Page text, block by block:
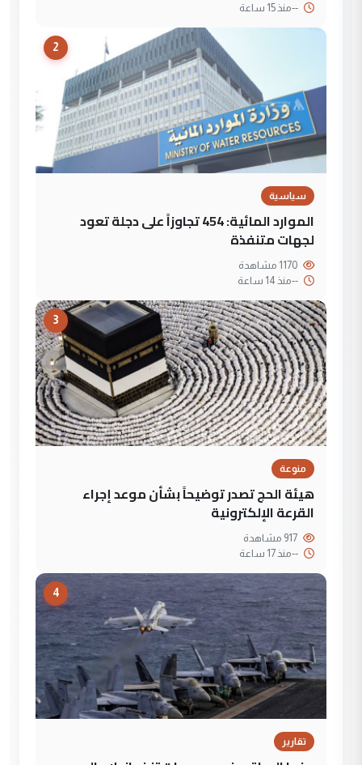
--منذ 15 ساعة
2
سياسية
الموارد المائية: 454 تجاوزاً على دجلة تعود
لجهات متنفذة
--منذ 14 ساعة
3
منوعة
هيئة الحج تصدر توضيحاً بشأن موعد إجراء
القرعة الإلكترونية
--منذ 17 ساعة
4
تقارير